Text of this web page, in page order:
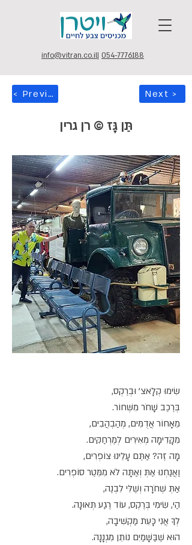
info@vitran.co.il| 054-7776188
< Previous Next >
תֵּן גָּז © רן גרין
שִׂימוּ קְלָאצ' וּבְרֶקְס,
בְּרֶכֶב שָׁחֹר מִשְּׁחוֹר.
מֵאָחוֹר אֲדֻמִּים, מְהַבְהֲבִים,
מִקָּדִימָה מְאִירִים לְמֶרְחַקִּים.
מָה זֶה? אַתֶּם עָלֵינוּ צוֹפְרִים,
וַאֲנַחְנוּ אַתְּ וְאַתָּה לֹא מִמֵּטֶר סוֹפְרִים.
אַתְּ שְׁחֹרָה וְשֶׁלִּי לִבְנֶה,
הַי, שִׂימִי בְּרֶקְס, עוֹד רֶגַע תְּאוּנָה.
לְךָ אֲנִי כָּעֵת מַקְשִׁיבָה,
הוּא שֶׁבַּשָּׁמַיִם נוֹתֵן מִגְנָנָה.